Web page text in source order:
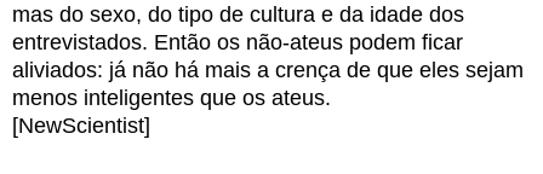
mas do sexo, do tipo de cultura e da idade dos
entrevistados. Então os não-ateus podem ficar
aliviados: já não há mais a crença de que eles sejam
menos inteligentes que os ateus.
[NewScientist]